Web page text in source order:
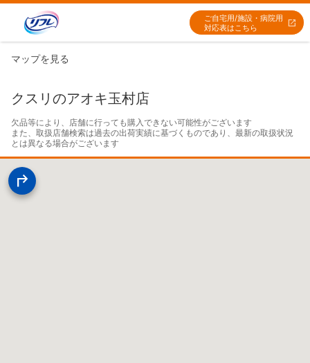
ご自宅用/施設・病院用
対応表はこちら
マップを見る
クスリのアオキ玉村店
欠品等により、店舗に行っても購入できない可能性がございます
また、取扱店舗検索は過去の出荷実績に基づくものであり、最新の取扱状況
とは異なる場合がございます